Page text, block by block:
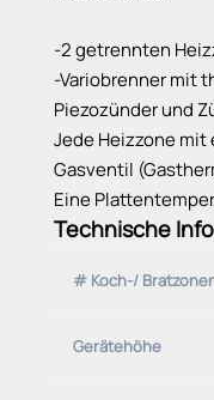
-2 getrennten
-Variobrenner mit
Piezozünder und
Jede Heizzone
Gasventil
Eine
C kann über die
Technische
# Koch-/
Gerätehöhe